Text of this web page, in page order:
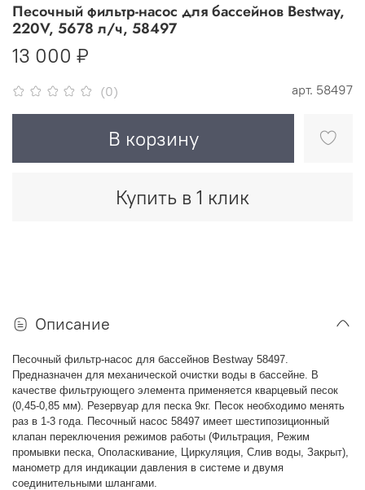
(0) арт. 58497
Песочный фильтр-насос для бассейнов Bestway,
220V, 5678 л/ч, 58497
13 000 ₽
В корзину
Купить в 1 клик
Описание
Песочный фильтр-насос для бассейнов Bestway 58497
Предназначен для механической очистки воды в бассейне. В
качестве фильтрующего элемента применяется кварцевый песок
(0,45-0,85 мм). Резервуар для песка 9кг. Песок необходимо менять
раз в 1-3 года. Песочный насос 58497 имеет шестипозиционный
клапан переключения режимов работы (Фильтрация, Режим
промывки песка, Ополаскивание, Циркуляция, Слив воды, Закрыт),
манометр для индикации давления в системе и двумя
соединительными шлангами